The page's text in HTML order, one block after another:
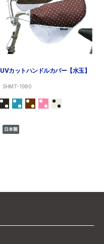
UVカットハンドルカバー【水玉】
SHMT-1980
日本製